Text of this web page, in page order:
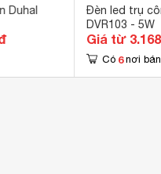
Duhal
Đèn led trụ
DVR103 - 5W
Giá từ
Có 6 nơi bán